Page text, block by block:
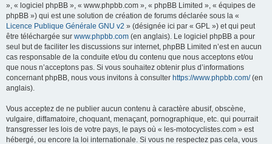
», « logiciel phpBB », « www.phpbb.com », « phpBB Limited », « équipes de
phpBB ») qui est une solution de création de forums déclarée sous la «
Licence Publique Générale GNU v2 » (désignée ici par « GPL ») et qui peut
être téléchargée sur www.phpbb.com (en anglais). Le logiciel phpBB a pour
seul but de faciliter les discussions sur internet, phpBB Limited n’est en aucun
cas responsable de la conduite et/ou du contenu que nous acceptons et/ou
que nous n’acceptons pas. Si vous souhaitez obtenir plus d’informations
concernant phpBB, nous vous invitons à consulter https://www.phpbb.com/(en
anglais).
Vous acceptez de ne publier aucun contenu à caractère abusif, obscène,
vulgaire, diffamatoire, choquant, menaçant, pornographique, etc. qui pourrait
transgresser les lois de votre pays, le pays où « les-motocyclistes.com » est
hébergé, ou encore la loi internationale. Si vous ne respectez pas cela, vous